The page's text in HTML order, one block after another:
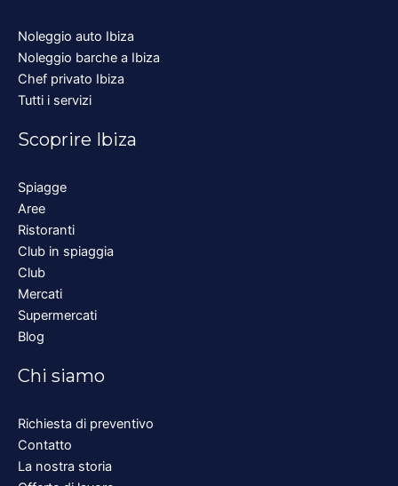
Noleggio auto Ibiza
Noleggio barche a Ibiza
Chef privato Ibiza
Tutti i servizi
Scoprire Ibiza
Spiagge
Aree
Ristoranti
Club in spiaggia
Club
Mercati
Supermercati
Blog
Chi siamo
Richiesta di preventivo
Contatto
La nostra storia